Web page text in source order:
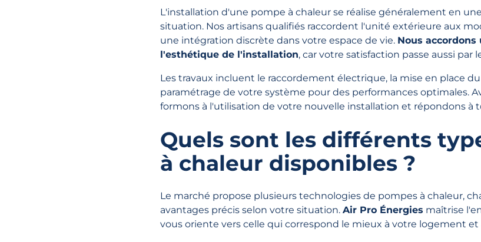
L'installation d'une pompe à chaleur se réalise généralement en
situation. Nos artisans qualifiés raccordent l'unité extérieure aux
une intégration discrète dans votre espace de vie. Nous
l'esthétique de l'installation, car votre satisfaction passe aussi par
Les travaux incluent le raccordement électrique, la mise en place
paramétrage de votre système pour des performances optimales.
formons à l'utilisation de votre nouvelle installation et répondons à
Quels sont les différents
à chaleur disponibles ?
Le marché propose plusieurs technologies de pompes à chaleur,
avantages précis selon votre situation. Air Pro Énergies maîtrise
vous oriente vers celle qui correspond le mieux à votre logement